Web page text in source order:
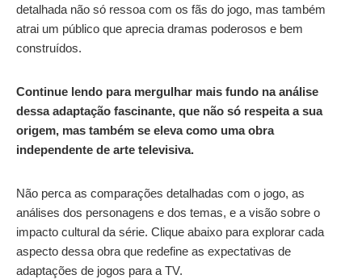
detalhada não só ressoa com os fãs do jogo, mas também
atrai um público que aprecia dramas poderosos e bem
construídos.
Continue lendo para mergulhar mais fundo na análise
dessa adaptação fascinante, que não só respeita a sua
origem, mas também se eleva como uma obra
independente de arte televisiva.
Não perca as comparações detalhadas com o jogo, as
análises dos personagens e dos temas, e a visão sobre o
impacto cultural da série. Clique abaixo para explorar cada
aspecto dessa obra que redefine as expectativas de
adaptações de jogos para a TV.